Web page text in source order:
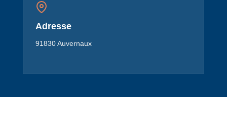
Adresse
91830 Auvernaux